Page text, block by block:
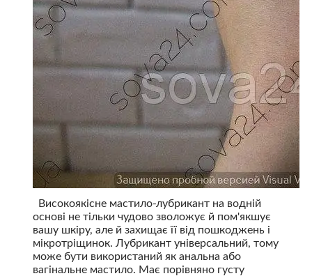
Високоякісне мастило-лубрикант на водній
основі не тільки чудово зволожує й пом'якшує
вашу шкіру, але й захищає її від пошкоджень і
мікротріщинок. Лубрикант універсальний, тому
може бути використаний як анальна або
вагінальне мастило. Має порівняно густу